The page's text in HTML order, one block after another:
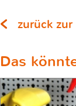
zurück
Das